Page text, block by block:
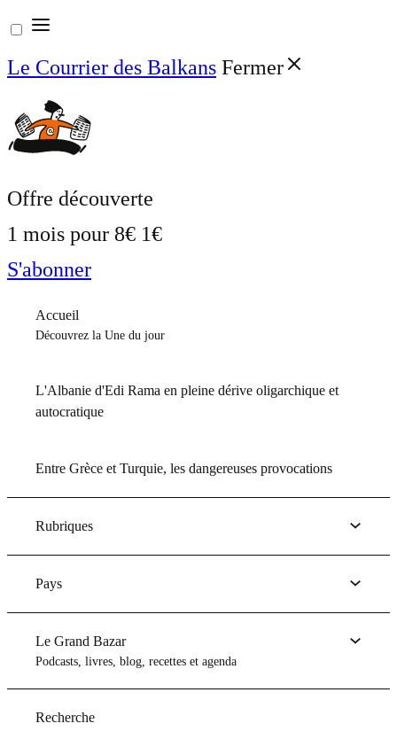
Aller
au
contenu
Le Courrier des Balkans Fermer
Offre découverte
1 mois pour 8€ 1€
S'abonner
Accueil
Découvrez la Une du jour
L'Albanie d'Edi Rama en pleine dérive oligarchique et
autocratique
Entre Grèce et Turquie, les dangereuses provocations
Rubriques
Pays
Le Grand Bazar
Podcasts, livres, blog, recettes et agenda
Recherche